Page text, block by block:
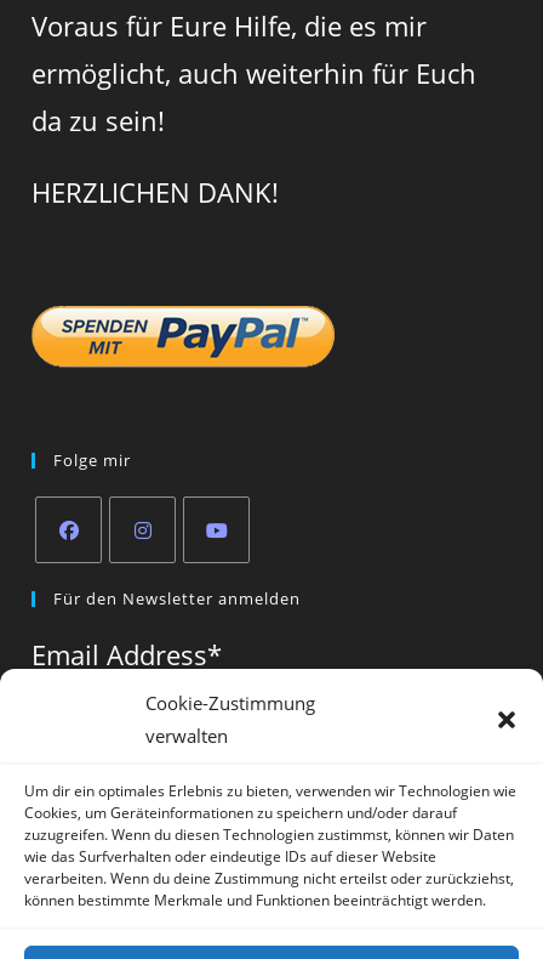
Cookie-Zustimmung
verwalten
Um dir ein optimales Erlebnis zu bieten, verwenden wir Technologien wie
Cookies, um Geräteinformationen zu speichern und/oder darauf
zuzugreifen. Wenn du diesen Technologien zustimmst, können wir Daten
wie das Surfverhalten oder eindeutige IDs auf dieser Website
verarbeiten. Wenn du deine Zustimmung nicht erteilst oder zurückziehst,
können bestimmte Merkmale und Funktionen beeinträchtigt werden.
Voraus für Eure Hilfe, die es mir
ermöglicht, auch weiterhin für Euch
da zu sein!
HERZLICHEN DANK!
Folge mir
in
new
in
new
in
new
tab
Für den Newsletter anmelden
Email Address*
Vorname*